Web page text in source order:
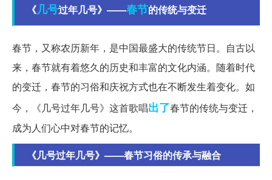
《几号过年几号》——春节的传统与变迁
春节，又称农历新年，是中国最盛大的传统节日。自古以
来，春节就有着悠久的历史和丰富的文化内涵。随着时代
的变迁，春节的习俗和庆祝方式也在不断发生着变化。如
今，《几号过年几号》这首歌唱出了春节的传统与变迁，
成为人们心中对春节的记忆。
《几号过年几号》——春节习俗的传承与融合